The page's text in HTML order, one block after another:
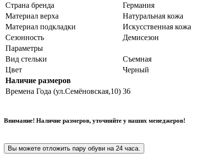
Страна бренда
Германия
Материал верха
Натуральная кожа
Материал подкладки
Искусственная кожа
Сезонность
Демисезон
Параметры
Вид стельки
Съемная
Цвет
Черный
Наличие размеров
Времена Года (ул.Семёновская,10) 36
Внимание! Наличие размеров, уточняйте у наших менеджеров!
Вы можете отложить пару обуви на 24 часа.